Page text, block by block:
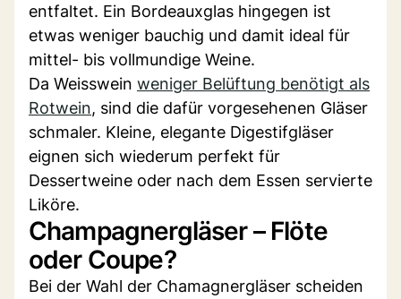
entfaltet. Ein Bordeauxglas hingegen ist
etwas weniger bauchig und damit ideal für
mittel- bis vollmundige Weine.
Da Weisswein weniger Belüftung benötigt als
Rotwein, sind die dafür vorgesehenen Gläser
schmaler. Kleine, elegante Digestifgläser
eignen sich wiederum perfekt für
Dessertweine oder nach dem Essen servierte
Liköre.
Champagnergläser – Flöte
oder Coupe?
Bei der Wahl der Chamagnergläser scheiden